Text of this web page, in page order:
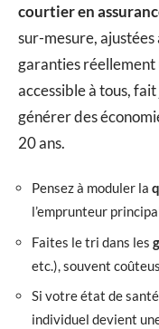
courtier en
sur-mesure,
garanties réellement
accessible à tous,
générer des
20 ans.
Pensez à moduler la
l’emprunteur
Faites le tri dans les
etc.), souvent
Si votre état de
individuel devient